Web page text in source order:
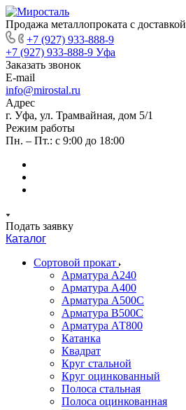
Продажа металлопроката с доставкой
+7 (927) 933-888-9
+7 (927) 933-888-9 Уфа
Заказать звонок
E-mail
info@mirostal.ru
Адрес
г. Уфа, ул. Трамвайная, дом 5/1
Режим работы
Пн. – Пт.: с 9:00 до 18:00
Подать заявку
Каталог
Сортовой прокат
Арматура А240
Арматура А400
Арматура А500C
Арматура В500С
Арматура АТ800
Катанка
Квадрат
Круг стальной
Круг оцинкованный
Полоса стальная
Полоса оцинкованная